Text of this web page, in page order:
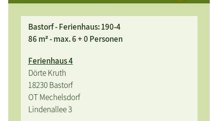
Bastorf - Ferienhaus: 190-4
86 m² - max. 6 + 0 Personen
Ferienhaus 4
Dörte Kruth
18230 Bastorf
OT Mechelsdorf
Lindenallee 3